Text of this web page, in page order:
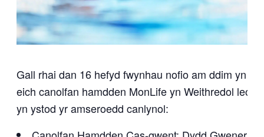
Gall rhai dan 16 hefyd fwynhau nofio am ddim yn
eich canolfan hamdden MonLife yn Weithredol leol
yn ystod yr amseroedd canlynol: